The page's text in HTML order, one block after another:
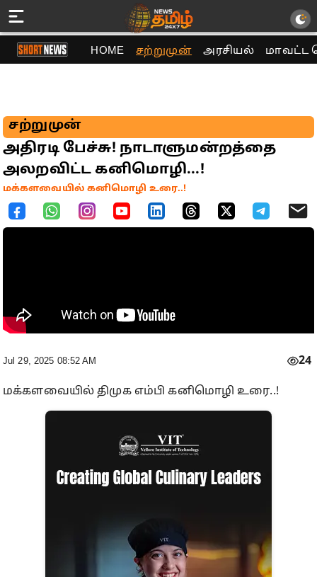
HOME சற்றுமுன் அரசியல் மாவட்ட
சற்றுமுன்
அதிரடி பேச்சு! நாடாளுமன்றத்தை
அலறவிட்ட கனிமொழி...!
மக்களவையில் கனிமொழி உரை..!
Jul 29, 2025 08:52 AM 24
மக்களவையில் திமுக எம்பி கனிமொழி உரை..!